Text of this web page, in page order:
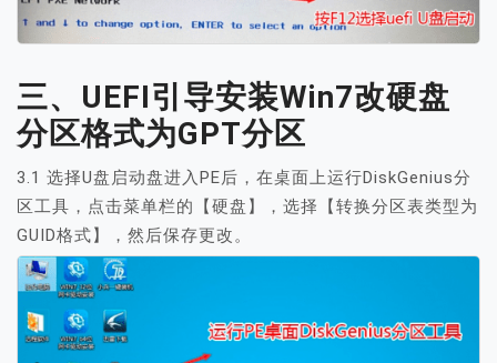
三、UEFI引导安装Win7改硬盘
分区格式为GPT分区
3.1 选择U盘启动盘进入PE后，在桌面上运行DiskGenius分
区工具，点击菜单栏的【硬盘】，选择【转换分区表类型为
GUID格式】，然后保存更改。